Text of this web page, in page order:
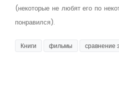
(некоторые не любят его по
понравился).
Книги фильмы сравнение